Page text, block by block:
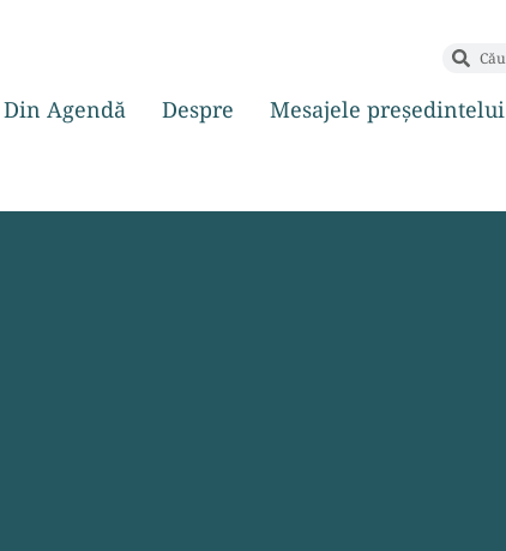
Din Agendă Despre Mesajele președintelui